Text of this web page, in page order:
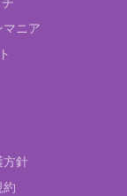
ニア
方針
約